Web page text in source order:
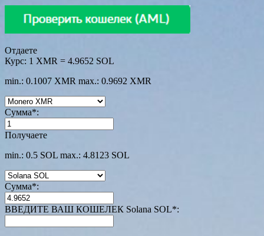
Отдаете
Курс: 1 XMR = 4.9652 SOL
min.: 0.1007 XMR max.: 0.9692 XMR
Сумма*:
Получаете
min.: 0.5 SOL max.: 4.8123 SOL
Сумма*:
ВВЕДИТЕ ВАШ КОШЕЛЕК Solana SOL*: